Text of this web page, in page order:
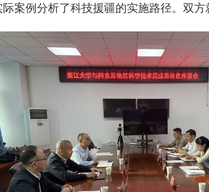
案例分析了科技援疆的实施路径。双